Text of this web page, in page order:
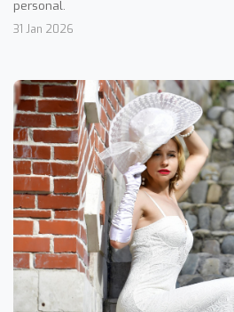
personal.
31 Jan 2026